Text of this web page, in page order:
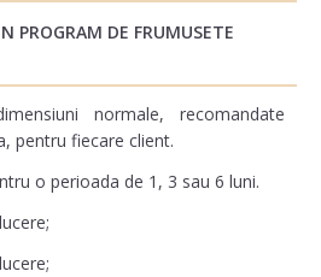
PROGRAM DE FRUMUSETE
normale, recomandate
pentru fiecare client.
o perioada de 1, 3 sau 6 luni.